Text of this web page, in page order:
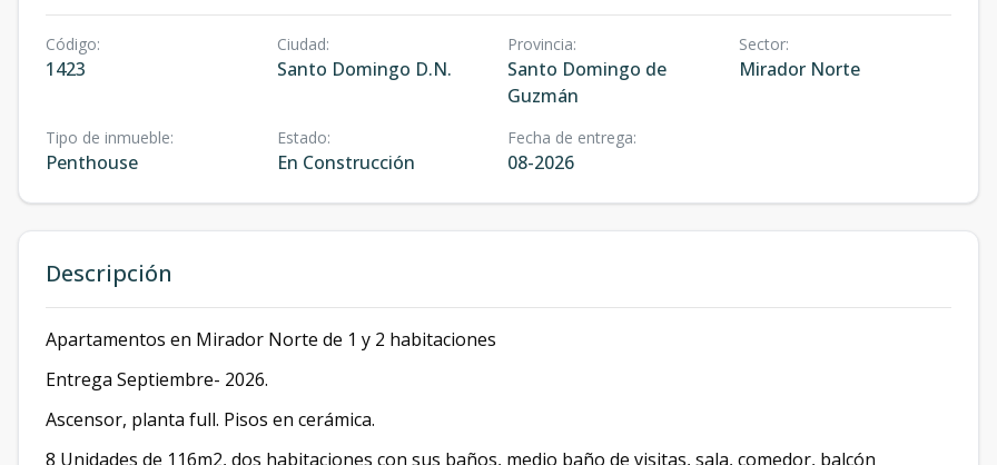
Código:
1423
Ciudad:
Santo Domingo D.N.
Provincia:
Santo Domingo de
Guzmán
Sector:
Mirador Norte
Tipo de inmueble:
Penthouse
Estado:
En Construcción
Fecha de entrega:
08-2026
Descripción
Apartamentos en Mirador Norte de 1 y 2 habitaciones
Entrega Septiembre- 2026.
Ascensor, planta full. Pisos en cerámica.
8 Unidades de 116m2, dos habitaciones con sus baños, medio baño de visitas, sala, comedor, balcón